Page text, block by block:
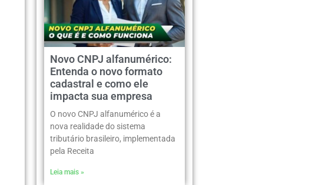
Novo CNPJ alfanumérico:
Entenda o novo formato
cadastral e como ele
impacta sua empresa
O novo CNPJ alfanumérico é a
nova realidade do sistema
tributário brasileiro, implementada
pela Receita
Leia mais »